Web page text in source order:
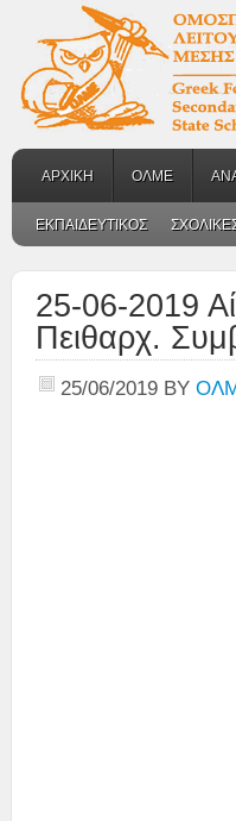
ΑΡΧΙΚΗ ΟΛΜΕ
ΕΚΠΑΙΔΕΥΤΙΚΟΣ
25-06-2019
Πειθαρχ.
25/06/2019 BY